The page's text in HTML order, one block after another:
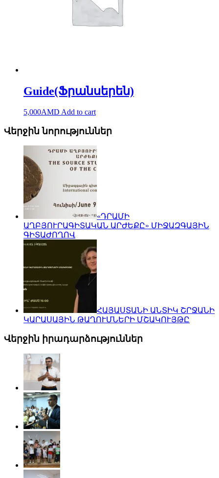
Guide(Ֆրանսերեն)
5,000AMD Add to cart
Վերջին նորություններ
«ԴՐԱՄԻ
ԱՂԲՅՈՒՐԱԳԻՏԱԿԱՆ ԱՐԺԵՔԸ» ՄԻՋԱԶԳԱՅԻՆ
ԳԻՏԱԺՈՂՈՎ
ՀԱՅԱՍՏԱՆԻ ԱՆՏԻԿ ՇՐՋԱՆԻ
ԿԱՐԱՍԱՅԻՆ ԹԱՂՈՒՄՆԵՐԻ ՄՇԱԿՈՒՅԹԸ
Վերջին իրադարձություններ